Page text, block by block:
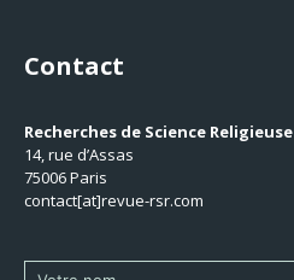
Contact
Recherches de Science Religieuse
14, rue d’Assas
75006 Paris
contact[at]revue-rsr.com